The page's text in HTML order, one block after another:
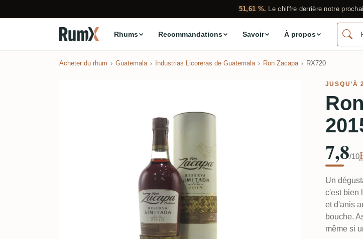
51,61 %. Le chiffre derrière notre
Rhums Recommandations Savoir À propos
Acheter du rhum Guatemala Industrias Licoreras de Guatemala Ron Zacapa RX720
JUSQU’À
7,8/10
Un
c'est bien
et d'anis
bouche.
même si